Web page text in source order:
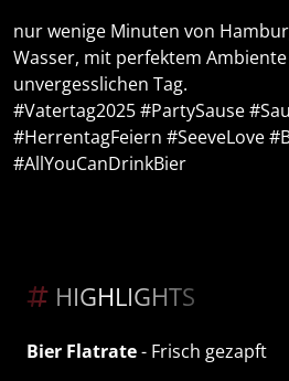
nur wenige Minuten von
Wasser, mit perfektem
unvergesslichen Tag.
#Vatertag2025 #PartySause
#HerrentagFeiern #SeeveLove
#AllYouCanDrinkBier
HIGHLIGHTS
Bier Flatrate- Frisch gezapft